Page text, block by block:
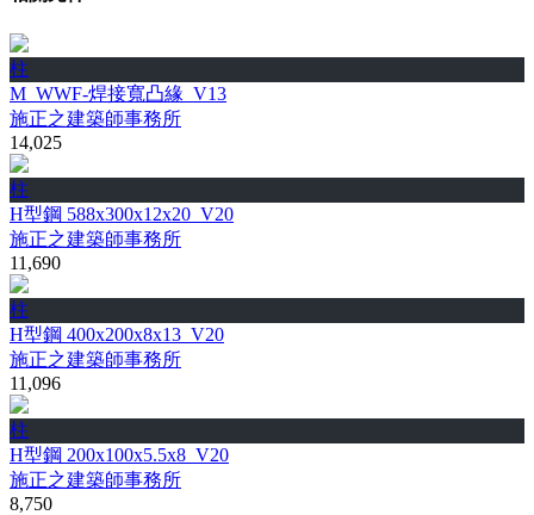
柱
M_WWF-焊接寬凸緣_V13
施正之建築師事務所
14,025
柱
H型鋼 588x300x12x20_V20
施正之建築師事務所
11,690
柱
H型鋼 400x200x8x13_V20
施正之建築師事務所
11,096
柱
H型鋼 200x100x5.5x8_V20
施正之建築師事務所
8,750